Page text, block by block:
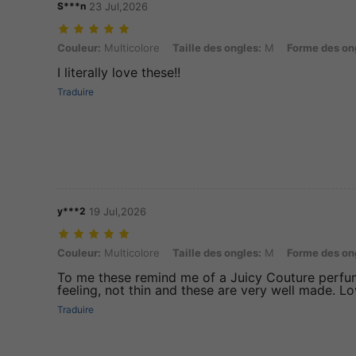
S***n 23 Jul,2026
Couleur: Multicolore, Taille des ongles: M, Forme des ongles: Coffin
Couleur: Multicolore Taille des ongles: M Forme des
I literally love these!!
Traduire
y***2 19 Jul,2026
Couleur: Multicolore, Taille des ongles: M, Forme des ongles:
Couleur: Multicolore Taille des ongles: M Forme des
To me these remind me of a Juicy Couture
feeling, not thin and these are very well made.
Traduire